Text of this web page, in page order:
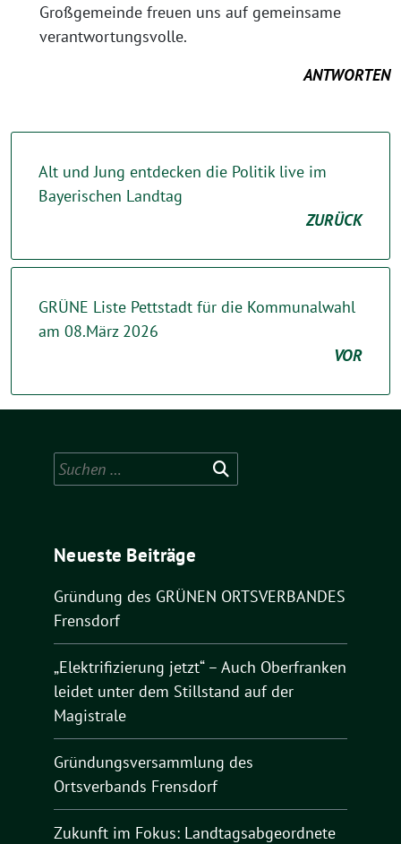
Großgemeinde freuen uns auf gemeinsame
verantwortungsvolle.
ANTWORTEN
Alt und Jung entdecken die Politik live im
Bayerischen Landtag
ZURÜCK
GRÜNE Liste Pettstadt für die Kommunalwahl
am 08.März 2026
VOR
Suchen
nach:
Neueste Beiträge
Gründung des GRÜNEN ORTSVERBANDES
Frensdorf
„Elektrifizierung jetzt“ – Auch Oberfranken
leidet unter dem Stillstand auf der
Magistrale
Gründungsversammlung des
Ortsverbands Frensdorf
Zukunft im Fokus: Landtagsabgeordnete